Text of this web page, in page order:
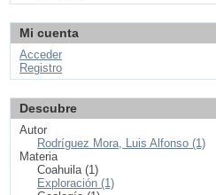
Mi cuenta
Acceder
Registro
Descubre
Autor
Rodríguez Mora, Luis Alfonso (1)
Materia
Coahuila (1)
Exploración (1)